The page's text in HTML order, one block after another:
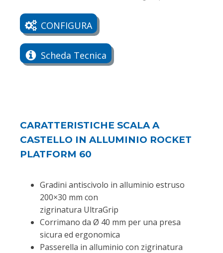
CONFIGURA
Scheda Tecnica
CARATTERISTICHE SCALA A
CASTELLO IN ALLUMINIO ROCKET
PLATFORM 60
Gradini antiscivolo in alluminio estruso
200×30 mm con
zigrinatura UltraGrip
Corrimano da Ø 40 mm per una presa
sicura ed ergonomica
Passerella in alluminio con zigrinatura